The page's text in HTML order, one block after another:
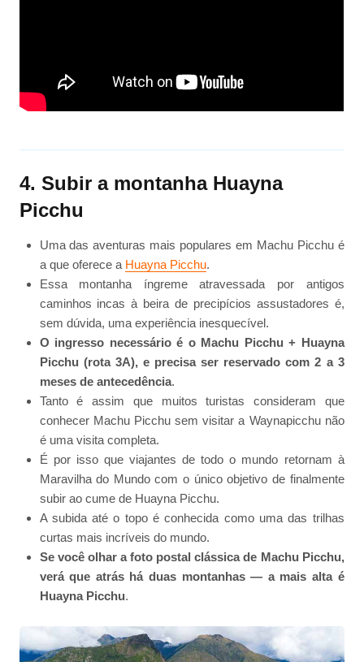
4. Subir a montanha Huayna
Picchu
Uma das aventuras mais populares em Machu Picchu é
a que oferece a Huayna Picchu.
Essa montanha íngreme atravessada por antigos
caminhos incas à beira de precipícios assustadores é,
sem dúvida, uma experiência inesquecível.
O ingresso necessário é o Machu Picchu + Huayna
Picchu (rota 3A), e precisa ser reservado com 2 a 3
meses de antecedência.
Tanto é assim que muitos turistas consideram que
conhecer Machu Picchu sem visitar a Waynapicchu não
é uma visita completa.
É por isso que viajantes de todo o mundo retornam à
Maravilha do Mundo com o único objetivo de finalmente
subir ao cume de Huayna Picchu.
A subida até o topo é conhecida como uma das trilhas
curtas mais incríveis do mundo.
Se você olhar a foto postal clássica de Machu Picchu,
verá que atrás há duas montanhas — a mais alta é
Huayna Picchu.